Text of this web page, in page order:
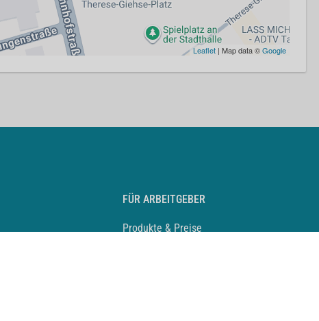
Leaflet | Map data ©Google
FÜR ARBEITGEBER
Produkte & Preise